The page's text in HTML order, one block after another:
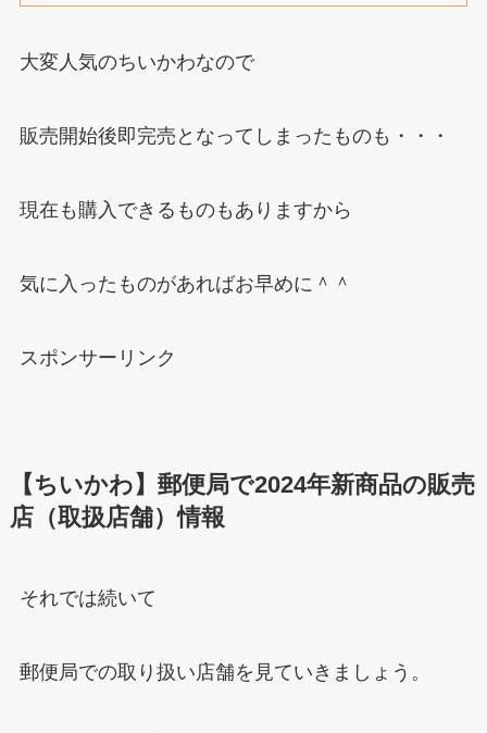
大変人気のちいかわなので
販売開始後即完売となってしまったものも・・・
現在も購入できるものもありますから
気に入ったものがあればお早めに＾＾
スポンサーリンク
【ちいかわ】郵便局で2024年新商品の販売
店（取扱店舗）情報
それでは続いて
郵便局での取り扱い店舗を見ていきましょう。